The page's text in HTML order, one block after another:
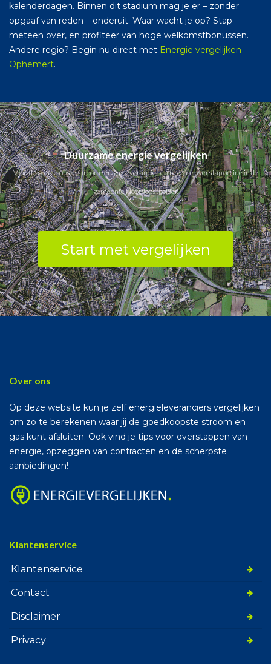
kalenderdagen. Binnen dit stadium mag je er – zonder
opgaaf van reden – onderuit. Waar wacht je op? Stap
meteen over, en profiteer van hoge welkomstbonussen.
Andere regio? Begin nu direct met Energie vergelijken
Ophemert.
Duurzame energie vergelijken
Vind de goedkoopste stroom- en gasleverancier en regel de overstap online in de
gemeente Noordoostpolder.
Start met vergelijken
Over ons
Op deze website kun je zelf energieleveranciers vergelijken
om zo te berekenen waar jij de goedkoopste stroom en
gas kunt afsluiten. Ook vind je tips voor overstappen van
energie, opzeggen van contracten en de scherpste
aanbiedingen!
Klantenservice
Klantenservice
Contact
Disclaimer
Privacy